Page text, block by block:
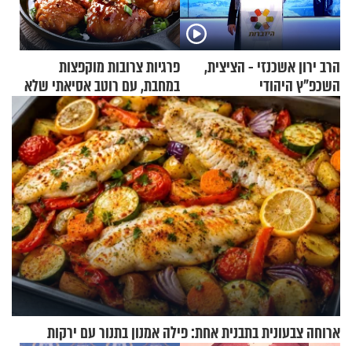
הרב ירון אשכנזי - הציצית,
השכפ"ץ היהודי
פרגיות צרובות מוקפצות
במחבת, עם רוטב אסיאתי שלא
יישכח במהרה
ארוחה צבעונית בתבנית אחת: פילה אמנון בתנור עם ירקות